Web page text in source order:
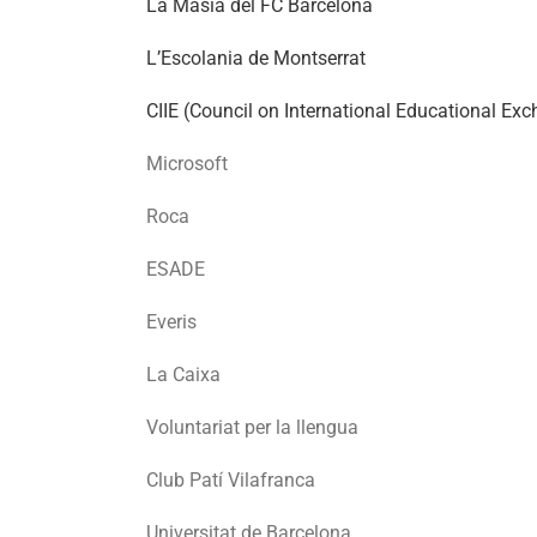
La Masia del FC Barcelona
L’Escolania de Montserrat
CIIE (Council on International Educational
Microsoft
Roca
ESADE
Everis
La Caixa
Voluntariat per la llengua
Club Patí Vilafranca